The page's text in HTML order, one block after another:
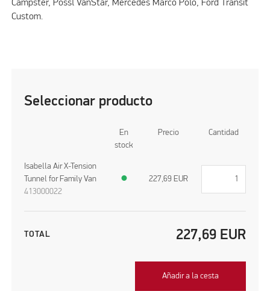
Campster, Pössl VanStar, Mercedes Marco Polo, Ford Transit
Custom.
Seleccionar producto
En
stock
Precio Cantidad
Isabella Air X-Tension
Tunnel for Family Van
413000022
● 227,69 EUR
TOTAL 227,69 EUR
Añadir a la cesta